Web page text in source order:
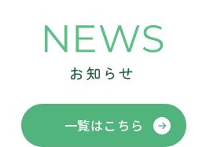
一覧はこちら